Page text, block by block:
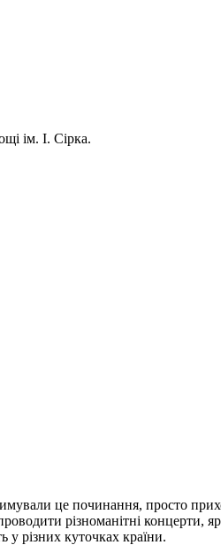
ім. І. Сірка.
це починання, просто
різноманітні концерти,
різних куточках країни.